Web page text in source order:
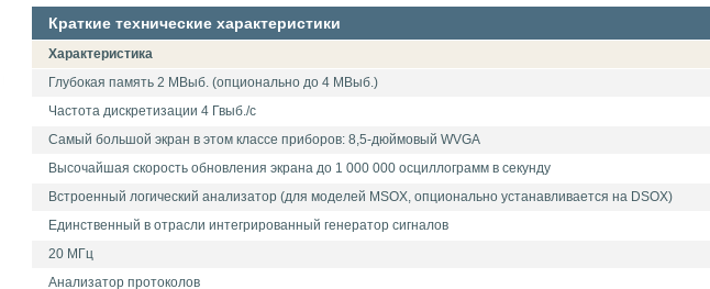
Краткие технические характеристики
Характеристика
Глубокая память 2 МВыб. (опционально до 4 МВыб.)
Частота дискретизации 4 Гвыб./с
Самый большой экран в этом классе приборов: 8,5-дюймовый WVGA
Высочайшая скорость обновления экрана до 1 000 000 осциллограмм в секунду
Встроенный логический анализатор (для моделей MSOX, опционально устанавливается на DSOX)
Единственный в отрасли интегрированный генератор сигналов
20 МГц
Анализатор протоколов